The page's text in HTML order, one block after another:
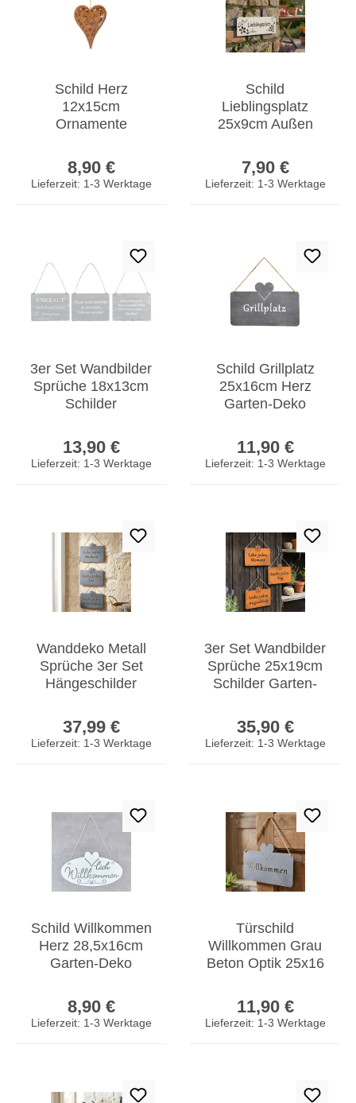
Schild Herz
12x15cm
Ornamente
Türschild Edelrost
Wandbild Rostdeko
8,90 €
Lieferzeit: 1-3 Werktage
Schild
Lieblingsplatz
25x9cm Außen
Blumen Metall
Türschild
7,90 €
Lieferzeit: 1-3 Werktage
3er Set Wandbilder
Sprüche 18x13cm
Schilder
Türschild
Betonoptik Grau
13,90 €
Lieferzeit: 1-3 Werktage
Schild Grillplatz
25x16cm Herz
Garten-Deko
Betonoptik Grau
Wandbild
11,90 €
Lieferzeit: 1-3 Werktage
Wanddeko Metall
Sprüche 3er Set
Hängeschilder
Eisen Türschilder
37,99 €
Lieferzeit: 1-3 Werktage
3er Set Wandbilder
Sprüche 25x19cm
Schilder Garten-
Edelrost Braun
35,90 €
Lieferzeit: 1-3 Werktage
Schild Willkommen
Herz 28,5x16cm
Garten-Deko
Wandbild
Aufhänger
8,90 €
Lieferzeit: 1-3 Werktage
Türschild
Willkommen Grau
Beton Optik 25x16
Wandbild
Gartenschild
11,90 €
Lieferzeit: 1-3 Werktage